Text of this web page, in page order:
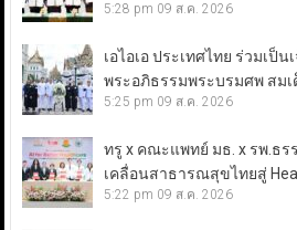
5:28 pm 09 ส.ค. 2026
เอไอเอ ประเทศไทย ร่วมเป็
พระอภิธรรมพระบรมศพ สม
5:25 pm 09 ส.ค. 2026
ทรู x คณะแพทย์ มธ. x รพ.ธร
เคลื่อนสาธารณสุขไทยสู่
5:22 pm 09 ส.ค. 2026